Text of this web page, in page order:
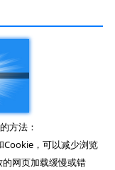
方法：
Cookie，可以减少浏览
网页加载缓慢或错